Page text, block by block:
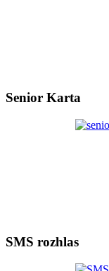
Senior Karta
SMS rozhlas